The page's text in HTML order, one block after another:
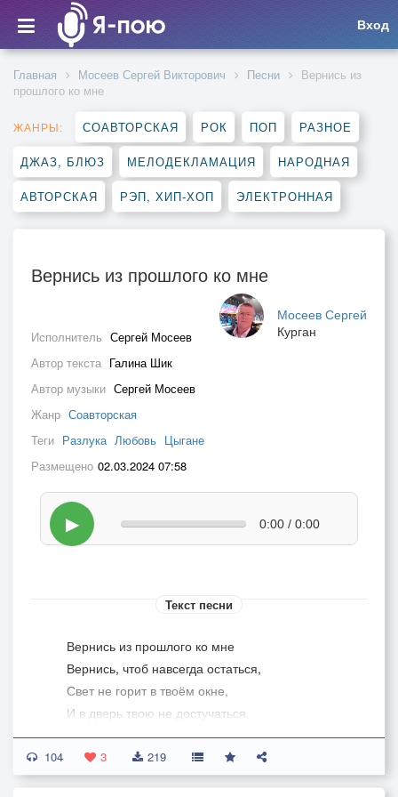
Вход
Главная Мосеев Сергей Викторович Песни
Вернись из
прошлого ко мне
ЖАНРЫ: СОАВТОРСКАЯ РОК ПОП РАЗНОЕ
ДЖАЗ, БЛЮЗ МЕЛОДЕКЛАМАЦИЯ НАРОДНАЯ
АВТОРСКАЯ РЭП, ХИП-ХОП ЭЛЕКТРОННАЯ
Вернись из прошлого ко мне
Мосеев Сергей
Курган
Исполнитель Сергей Мосеев
Автор текста Галина Шик
Автор музыки Сергей Мосеев
Жанр Соавторская
Теги Разлука Любовь Цыгане
Размещено 02.03.2024 07:58
▶ 0:00 / 0:00
Текст песни
Вернись из прошлого ко мне
Вернись, чтоб навсегда остаться,
Свет не горит в твоём окне,
И в дверь твою не достучаться.
Проходят месяцы и дни
То солнце светит, то ненастье,
Ты сладкий сон, ты явь моя...
104 3 219